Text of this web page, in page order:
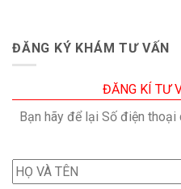
ĐĂNG KÝ KHÁM TƯ VẤN
ĐĂNG KÍ TƯ
Bạn hãy để lại Số điện